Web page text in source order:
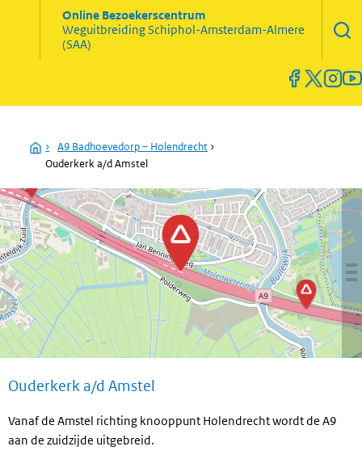
Online Bezoekerscentrum
WeguitbreidingSchiphol-Amsterdam-Almere
(SAA)
Home
› A9 Badhoevedorp – Holendrecht ›
Ouderkerk a/d Amstel
Ouderkerk a/d Amstel
Vanaf de Amstel richting knooppunt Holendrecht wordt de A9
aan de zuidzijde uitgebreid.